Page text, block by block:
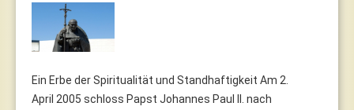
Ein Erbe der Spiritualität und Standhaftigkeit Am 2.
April 2005 schloss Papst Johannes Paul II. nach